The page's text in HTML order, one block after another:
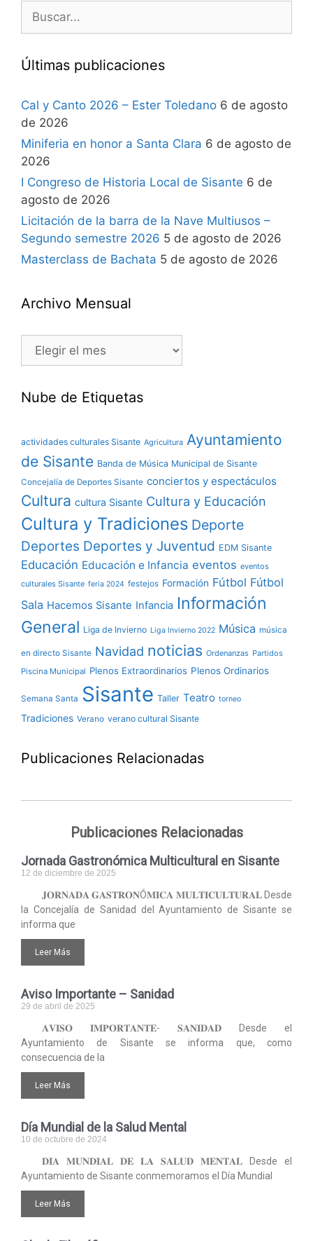
Últimas publicaciones
Cal y Canto 2026 – Ester Toledano 6 de agosto
de 2026
Miniferia en honor a Santa Clara 6 de agosto de
2026
I Congreso de Historia Local de Sisante 6 de
agosto de 2026
Licitación de la barra de la Nave Multiusos –
Segundo semestre 2026 5 de agosto de 2026
Masterclass de Bachata 5 de agosto de 2026
Archivo Mensual
Nube de Etiquetas
actividades culturales Sisante Agricultura Ayuntamiento
de Sisante Banda de Música Municipal de Sisante
Concejalía de Deportes Sisante conciertos y espectáculos
Cultura cultura Sisante Cultura y Educación
Cultura y Tradiciones Deporte
Deportes Deportes y Juventud EDM Sisante
Educación Educación e Infancia eventos eventos
culturales Sisante feria 2024 festejos Formación Fútbol Fútbol
Sala Hacemos Sisante Infancia Información
General Liga de Invierno Liga Invierno 2022 Música música
en directo Sisante Navidad noticias Ordenanzas Partidos
Piscina Municipal Plenos Extraordinarios Plenos Ordinarios
Semana Santa Sisante Taller Teatro torneo
Tradiciones Verano verano cultural Sisante
Publicaciones Relacionadas
Publicaciones Relacionadas
Jornada Gastronómica Multicultural en Sisante
12 de diciembre de 2025
𝐉𝐎𝐑𝐍𝐀𝐃𝐀 𝐆𝐀𝐒𝐓𝐑𝐎𝐍Ó𝐌𝐈𝐂𝐀 𝐌𝐔𝐋𝐓𝐈𝐂𝐔𝐋𝐓𝐔𝐑𝐀𝐋 Desde
la Concejalía de Sanidad del Ayuntamiento de Sisante se
informa que
Leer Más
Aviso Importante – Sanidad
29 de abril de 2025
𝐀𝐕𝐈𝐒𝐎 𝐈𝐌𝐏𝐎𝐑𝐓𝐀𝐍𝐓𝐄- 𝐒𝐀𝐍𝐈𝐃𝐀𝐃 Desde el
Ayuntamiento de Sisante se informa que, como
consecuencia de la
Leer Más
Día Mundial de la Salud Mental
10 de octubre de 2024
𝐃𝐈́𝐀 𝐌𝐔𝐍𝐃𝐈𝐀𝐋 𝐃𝐄 𝐋𝐀 𝐒𝐀𝐋𝐔𝐃 𝐌𝐄𝐍𝐓𝐀𝐋 Desde el
Ayuntamiento de Sisante conmemoramos el Día Mundial
Leer Más